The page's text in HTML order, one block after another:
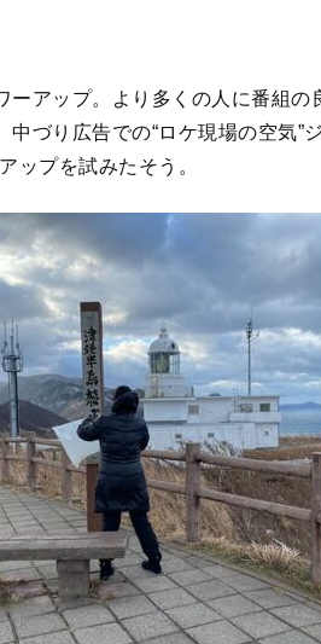
今回も「テレ東系 旅の日」第2弾
タート地の千葉県・成田山新勝寺
す。